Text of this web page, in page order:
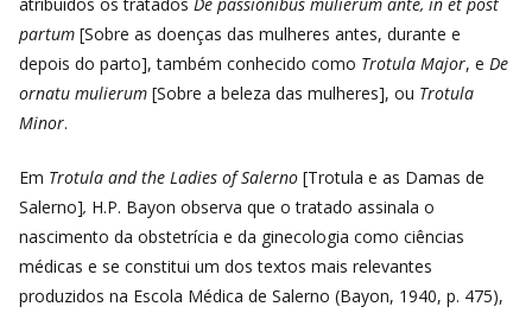
atribuídos os tratados De passionibus mulierum ante, in et post
partum [Sobre as doenças das mulheres antes, durante e
depois do parto], também conhecido como Trotula Major, e De
ornatu mulierum [Sobre a beleza das mulheres], ou Trotula
Minor.
Em Trotula and the Ladies of Salerno [Trotula e as Damas de
Salerno], H.P. Bayon observa que o tratado assinala o
nascimento da obstetrícia e da ginecologia como ciências
médicas e se constitui um dos textos mais relevantes
produzidos na Escola Médica de Salerno (Bayon, 1940, p. 475),